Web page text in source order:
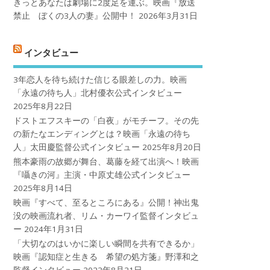
きっとあなたは劇場に2度足を運ぶ。映画『放送
禁止 ぼくの3人の妻』公開中！
2026年3月31日
インタビュー
3年恋人を待ち続けた信じる眼差しの力。映画
「永遠の待ち人」北村優衣公式インタビュー
2025年8月22日
ドストエフスキーの「白夜」がモチーフ。その先
の新たなエンディングとは？映画「永遠の待ち
人」太田慶監督公式インタビュー 2025年8月20日
熊本豪雨の故郷が舞台、葛藤を経て出演へ！映画
『囁きの河』主演・中原丈雄公式インタビュー
2025年8月14日
映画『すべて、至るところにある』公開！神出鬼
没の映画流れ者、リム・カーワイ監督インタビュ
ー 2024年1月31日
「大切なのはいかに楽しい瞬間を共有できるか」
映画『認知症と生きる 希望の処方箋』野澤和之